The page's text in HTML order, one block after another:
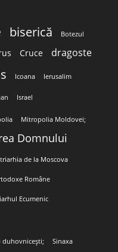
biserică Botezul
Cruce dragoste
Icoana Ierusalim
Israel
Mitropolia Moldovei;
Domnului
de la Moscova
Române
Ecumenic
duhovnicești; Sinaxa